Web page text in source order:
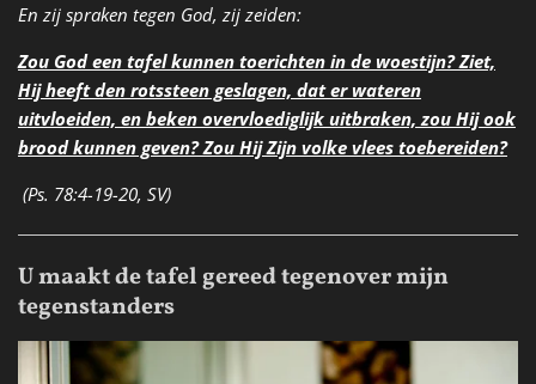
En zij spraken tegen God, zij zeiden:
Zou God een tafel kunnen toerichten in de woestijn? Ziet,
Hij heeft den rotssteen geslagen, dat er wateren
uitvloeiden, en beken overvloediglijk uitbraken, zou Hij ook
brood kunnen geven? Zou Hij Zijn volke vlees toebereiden?
(Ps. 78:4-19-20, SV)
U maakt de tafel gereed tegenover mijn
tegenstanders